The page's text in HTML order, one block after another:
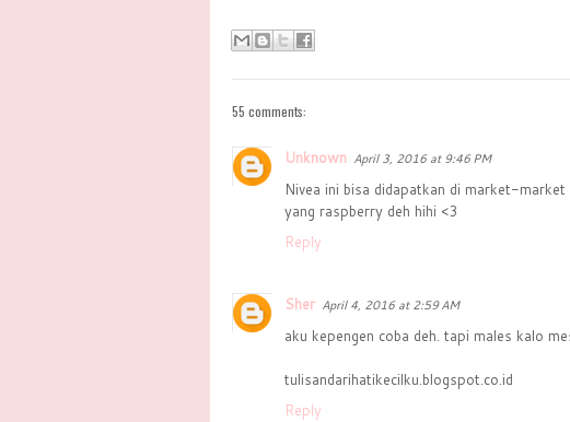
55 comments:
Unknown April 3, 2016 at 9:46 PM
Nivea ini bisa didapatkan di market-
yang raspberry deh hihi <3
Reply
Sher April 4, 2016 at 2:59 AM
aku kepengen coba deh. tapi males kalo
tulisandarihatikecilku.blogspot.co.id
Reply